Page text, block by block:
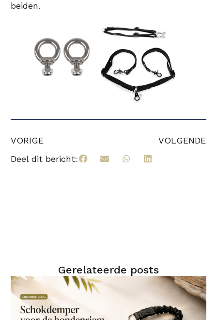
beiden.
VORIGE
VOLGENDE
Deel dit bericht:
Gerelateerde posts